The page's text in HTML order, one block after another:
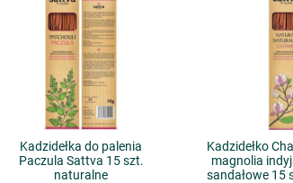
Kadzidełka do palenia
Paczula Sattva 15 szt.
naturalne
Kadzidełko
magnolia
sandałowe 15